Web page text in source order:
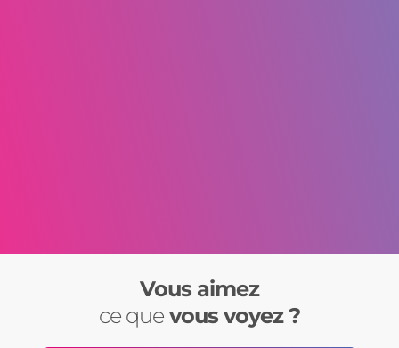
Vous aimez
ce que vous voyez?